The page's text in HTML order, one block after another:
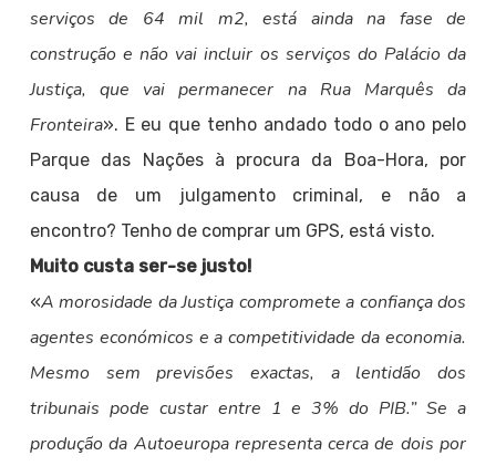
serviços de 64 mil m2, está ainda na fase de
construção e não vai incluir os serviços do Palácio da
Justiça, que vai permanecer na Rua Marquês da
Fronteira». E eu que tenho andado todo o ano pelo
Parque das Nações à procura da Boa-Hora, por
causa de um julgamento criminal, e não a
encontro? Tenho de comprar um GPS, está visto.
Muito custa ser-se justo!
«A morosidade da Justiça compromete a confiança dos
agentes económicos e a competitividade da economia.
Mesmo sem previsões exactas, a lentidão dos
tribunais pode custar entre 1 e 3% do PIB.” Se a
produção da Autoeuropa representa cerca de dois por